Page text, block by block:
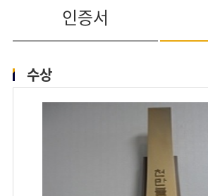
인증서
수상